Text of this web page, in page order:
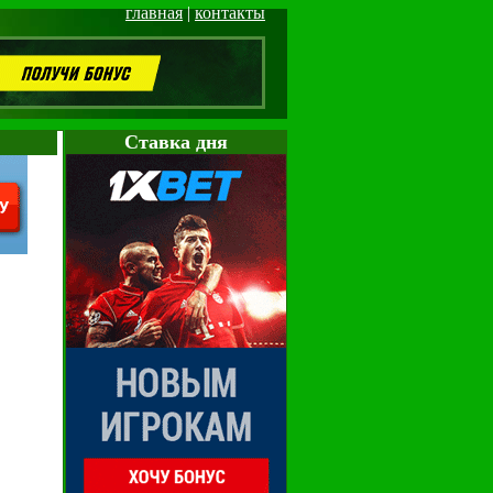
главная|контакты
Cтавка дня